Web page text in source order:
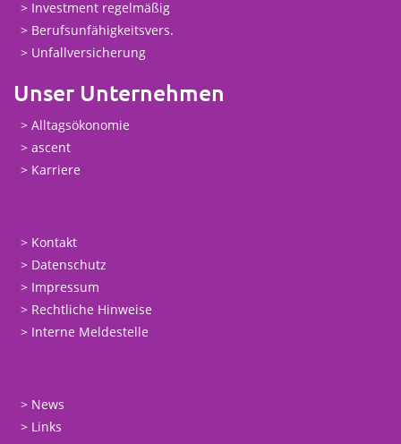
Investment regelmäßig
Berufsunfähigkeitsvers.
Unfallversicherung
Unser Unternehmen
Alltagsökonomie
ascent
Karriere
Kontakt
Datenschutz
Impressum
Rechtliche Hinweise
Interne Meldestelle
News
Links